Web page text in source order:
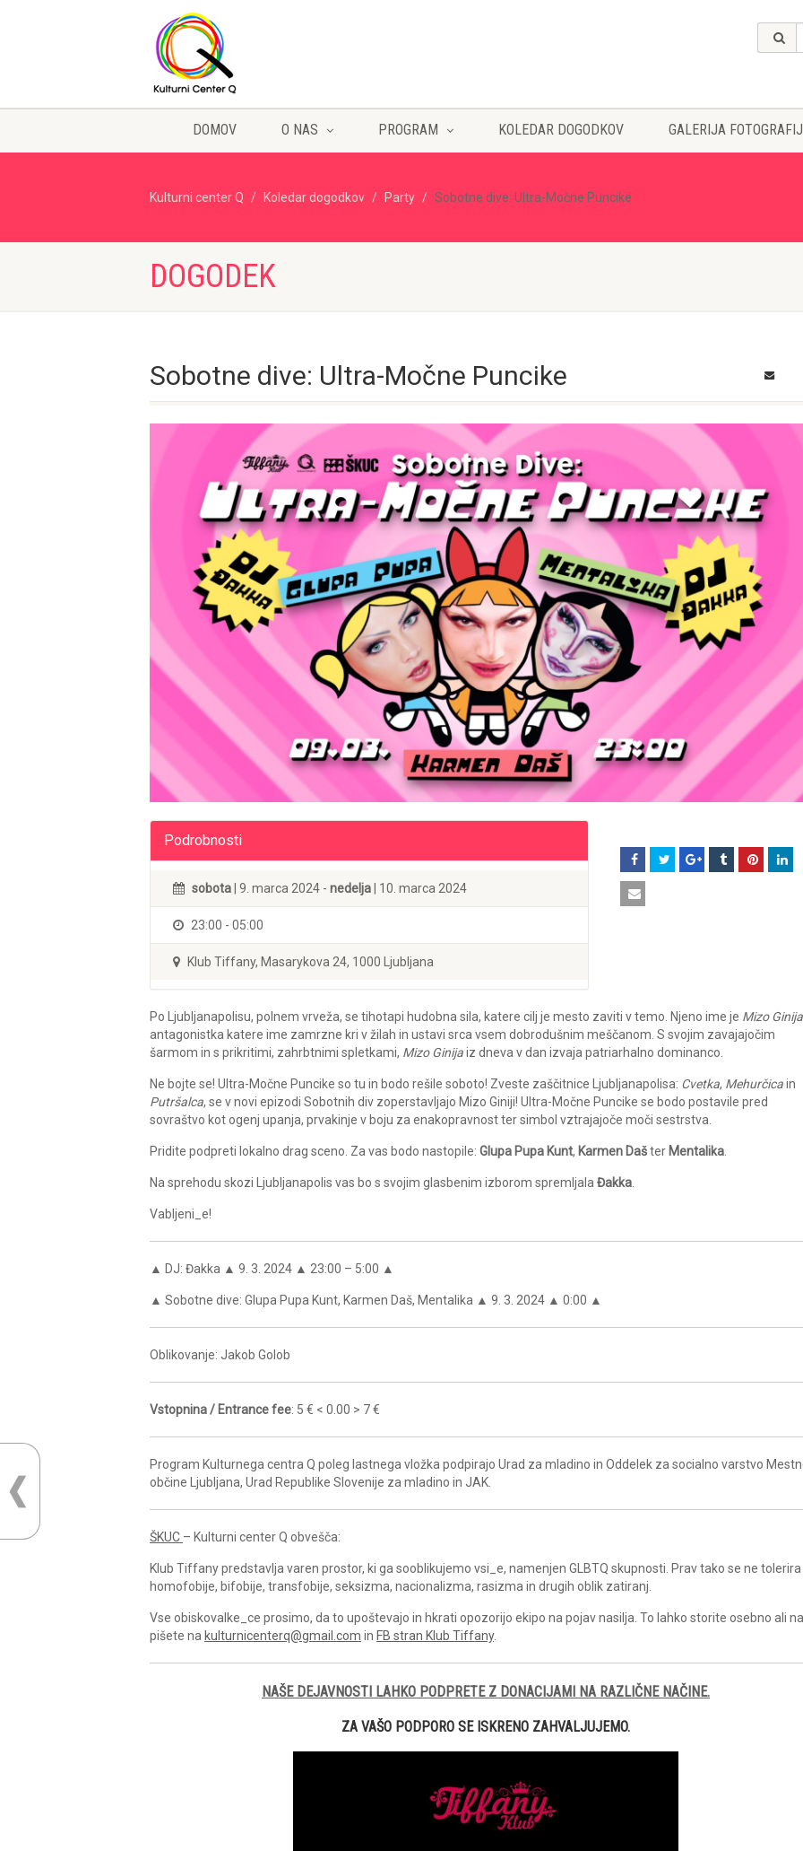
DOMOV O NAS PROGRAM KOLEDAR DOGODKOV GALERIJA FOTOGRAFIJ
Kulturni center Q Koledar dogodkov Party Sobotne dive: Ultra-Močne Puncike
DOGODEK
Sobotne dive: Ultra-Močne Puncike
Podrobnosti
sobota | 9. marca 2024 - nedelja | 10. marca 2024
23:00 - 05:00
Klub Tiffany, Masarykova 24, 1000 Ljubljana
Po Ljubljanapolisu, polnem vrveža, se tihotapi hudobna sila, katere cilj je mesto zaviti v temo. Njeno ime je Mizo Ginija
antagonistka katere ime zamrzne kri v žilah in ustavi srca vsem dobrodušnim meščanom. S svojim zavajajočim
šarmom in s prikritimi, zahrbtnimi spletkami, Mizo Ginijaiz dneva v dan izvaja patriarhalno dominanco.
Ne bojte se! Ultra-Močne Puncike so tu in bodo rešile soboto! Zveste zaščitnice Ljubljanapolisa: Cvetka, Mehurčicain
Putršalca, se v novi epizodi Sobotnih div zoperstavljajo Mizo Giniji! Ultra-Močne Puncike se bodo postavile pred
sovraštvo kot ogenj upanja, prvakinje v boju za enakopravnost ter simbol vztrajajoče moči sestrstva.
Pridite podpreti lokalno drag sceno. Za vas bodo nastopile: Glupa Pupa Kunt, Karmen Dašter Mentalika
Na sprehodu skozi Ljubljanapolis vas bo s svojim glasbenim izborom spremljala Đakka
Vabljeni_e!
▲ DJ: Đakka ▲ 9. 3. 2024 ▲ 23:00 – 5:00 ▲
▲ Sobotne dive: Glupa Pupa Kunt, Karmen Daš, Mentalika ▲ 9. 3. 2024 ▲ 0:00 ▲
Oblikovanje: Jakob Golob
Vstopnina / Entrance fee: 5 € < 0.00 > 7 €
Program Kulturnega centra Q poleg lastnega vložka podpirajo Urad za mladino in Oddelek za socialno varstvo
občine Ljubljana, Urad Republike Slovenije za mladino in JAK.
ŠKUC – Kulturni center Q obvešča:
Klub Tiffany predstavlja varen prostor, ki ga sooblikujemo vsi_e, namenjen GLBTQ skupnosti. Prav tako se ne tolerira
homofobije, bifobije, transfobije, seksizma, nacionalizma, rasizma in drugih oblik zatiranj.
Vse obiskovalke_ce prosimo, da to upoštevajo in hkrati opozorijo ekipo na pojav nasilja. To lahko storite osebno ali
pišete na kulturnicenterq@gmail.com in FB stran Klub Tiffany.
NAŠE DEJAVNOSTI LAHKO PODPRETE Z DONACIJAMI NA RAZLIČNE NAČINE.
ZA VAŠO PODPORO SE ISKRENO ZAHVALJUJEMO.